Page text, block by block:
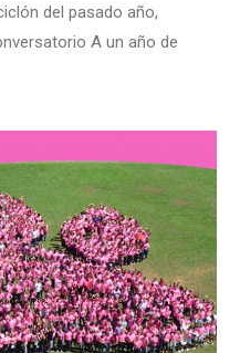
del pasado año,
A un año de